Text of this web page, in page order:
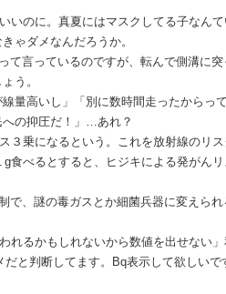
いのに。真夏にはマスクしてる子なん
ゃダメなんだろうか。
て言っているのですが、転んで側溝に突
う。
量高いし」「別に数時間走ったからっ
の抑圧だ！」…あれ？
３乗になるという。これを放射線のリ
食べるとすると、ヒジキによる発がん
で、謎の毒ガスとか細菌兵器に変えら
るかもしれないから数値を出せない」
と判断してます。Bq表示して欲しいで